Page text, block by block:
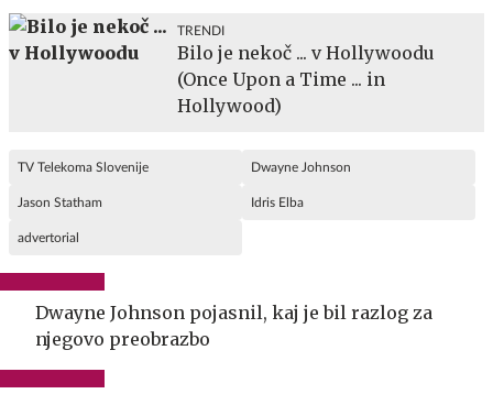
TRENDI
Bilo je nekoč ... v Hollywoodu
(Once Upon a Time ... in
Hollywood)
TV Telekoma Slovenije Dwayne Johnson
Jason Statham Idris Elba
advertorial
Dwayne Johnson pojasnil, kaj je bil razlog za
njegovo preobrazbo